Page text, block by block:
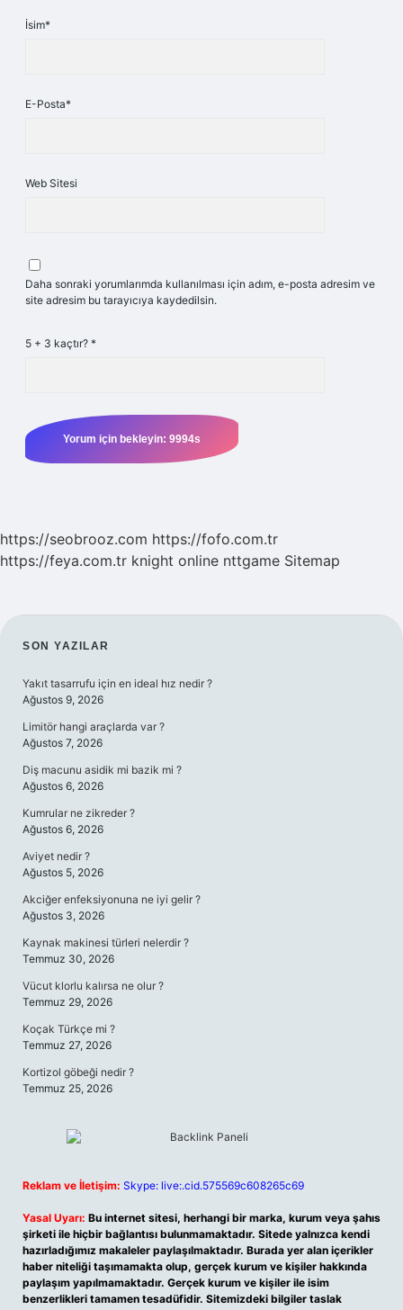
İsim*
E-Posta*
Web Sitesi
Daha sonraki yorumlarımda kullanılması için adım, e-posta adresim ve
site adresim bu tarayıcıya kaydedilsin.
5 + 3 kaçtır? *
https://seobrooz.com https://fofo.com.tr
https://feya.com.tr knight online nttgame Sitemap
SIDEBAR
SON YAZILAR
Yakıt tasarrufu için en ideal hız nedir ?
Ağustos 9, 2026
Limitör hangi araçlarda var ?
Ağustos 7, 2026
Diş macunu asidik mi bazik mi ?
Ağustos 6, 2026
Kumrular ne zikreder ?
Ağustos 6, 2026
Aviyet nedir ?
Ağustos 5, 2026
Akciğer enfeksiyonuna ne iyi gelir ?
Ağustos 3, 2026
Kaynak makinesi türleri nelerdir ?
Temmuz 30, 2026
Vücut klorlu kalırsa ne olur ?
Temmuz 29, 2026
Koçak Türkçe mi ?
Temmuz 27, 2026
Kortizol göbeği nedir ?
Temmuz 25, 2026
Reklam ve İletişim: Skype: live:.cid.575569c608265c69
Yasal Uyarı: Bu internet sitesi, herhangi bir marka, kurum veya şahıs
şirketi ile hiçbir bağlantısı bulunmamaktadır. Sitede yalnızca kendi
hazırladığımız makaleler paylaşılmaktadır. Burada yer alan içerikler
haber niteliği taşımamakta olup, gerçek kurum ve kişiler hakkında
paylaşım yapılmamaktadır. Gerçek kurum ve kişiler ile isim
benzerlikleri tamamen tesadüfidir. Sitemizdeki bilgiler taslak